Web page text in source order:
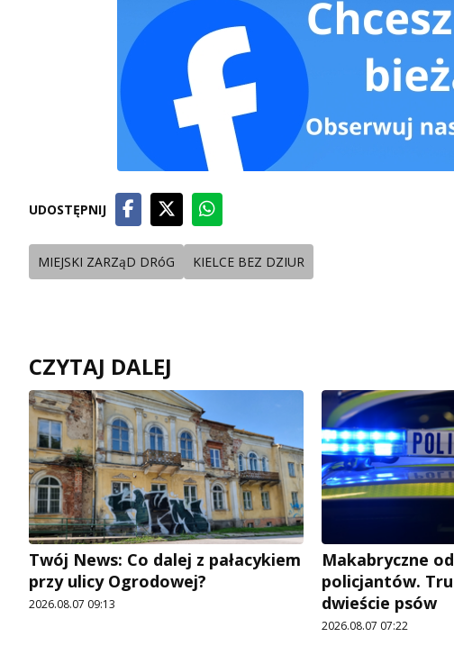
UDOSTĘPNIJ
MIEJSKI ZARZąD DRóG KIELCE BEZ DZIUR
CZYTAJ DALEJ
Twój News: Co dalej z pałacykiem
przy ulicy Ogrodowej?
2026.08.07 09:13
Makabryczne
policjantów.
dwieście psów
2026.08.07 07:22